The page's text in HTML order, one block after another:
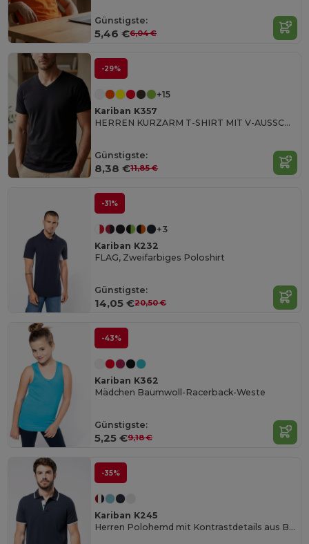
Günstigste:
5,46 €6,04 €
-29%
+15
Kariban K357
HERREN KURZARM T-SHIRT MIT V-AUSSCHNITT
Günstigste:
8,38 €11,85 €
-31%
+3
Kariban K232
FLAG, Zweifarbiges Poloshirt
Günstigste:
14,05 €20,50 €
-43%
Kariban K362
Mädchen Baumwoll-Racerback-Weste
Günstigste:
5,25 €9,18 €
-35%
Kariban K245
Herren Polohemd mit Kontrastdetails aus Baumwolle